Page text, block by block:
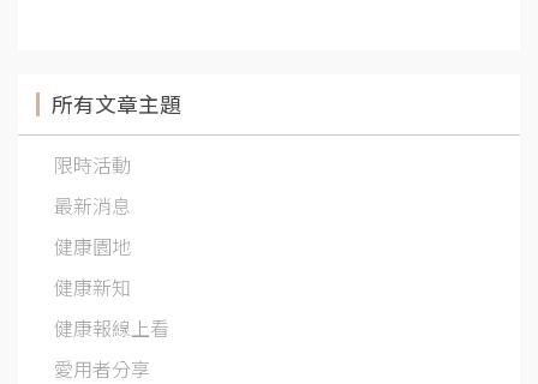
所有文章主題
限時活動
最新消息
健康園地
健康新知
健康報線上看
愛用者分享